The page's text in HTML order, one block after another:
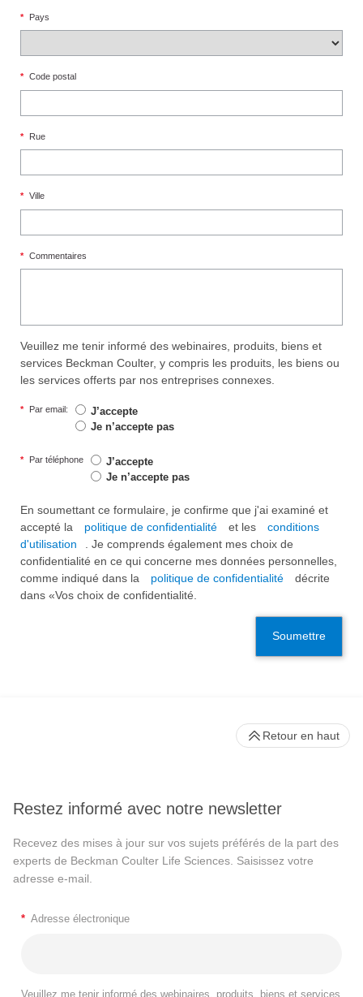
* Pays
* Code postal
* Rue
* Ville
* Commentaires
Veuillez me tenir informé des webinaires, produits, biens et
services Beckman Coulter, y compris les produits, les biens ou
les services offerts par nos entreprises connexes.
* Par email:
J’accepte
Je n’accepte pas
* Par téléphone
J’accepte
Je n’accepte pas
En soumettant ce formulaire, je confirme que j'ai examiné et
accepté la
politique de confidentialité et les
conditions
d'utilisation
. Je comprends également mes choix de
confidentialité en ce qui concerne mes données personnelles,
comme indiqué dans la
politique de confidentialité
décrite
dans «Vos choix de confidentialité.
Soumettre
Restez informé avec notre newsletter
Recevez des mises à jour sur vos sujets préférés de la part des
experts de Beckman Coulter Life Sciences. Saisissez votre
adresse e-mail.
* Adresse électronique
Veuillez me tenir informé des webinaires, produits, biens et services
Retour en haut